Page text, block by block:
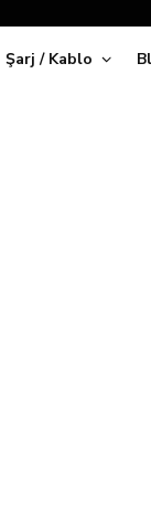
Şarj / Kablo